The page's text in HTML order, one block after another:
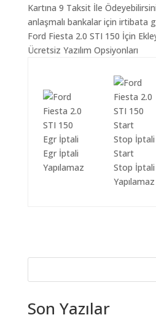
Kartına 9 Taksit İle
anlaşmalı bankalar için irtibata
Ford Fiesta 2.0 STI 150 İçin
Ücretsiz Yazılım Opsiyonları
Egr İptali
Yapılamaz
Start
Stop İptali
Yapılamaz
Son Yazılar